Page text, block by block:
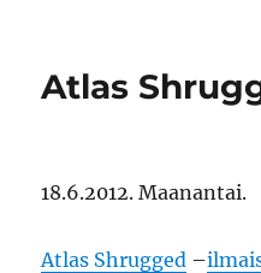
Atlas
18.6.2012. Maanantai.
Atlas Shrugged –